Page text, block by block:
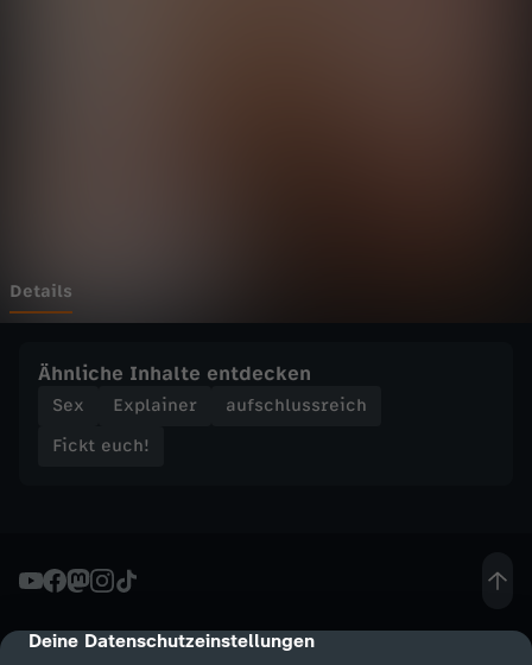
cmp-dialog-description
Deine Datenschutzeinstellungen
r
g
a
u
s
Details
Ähnliche Inhalte entdecken
Sex Explainer
aufschlussreich
Fickt euch!